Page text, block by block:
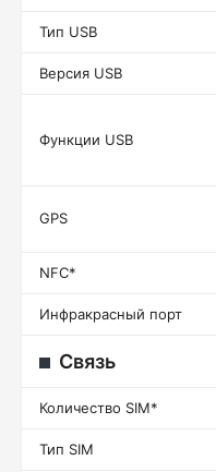
Тип USB
Версия USB
Функции USB
GPS
NFC*
Инфракрасный порт
Связь
Количество SIM*
Тип SIM